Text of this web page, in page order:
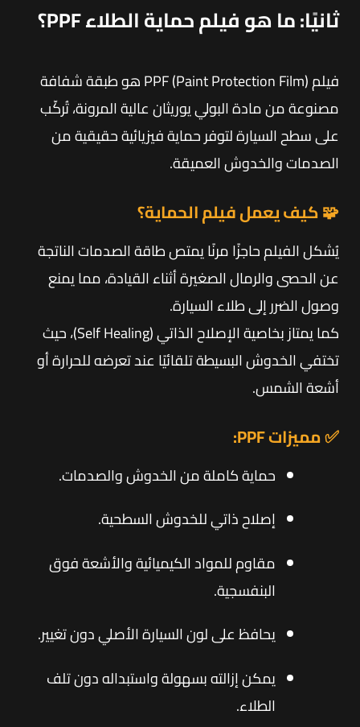
ثانيًا: ما هو فيلم حماية الطلاء PPF؟
فيلم PPF (Paint Protection Film) هو طبقة شفافة
مصنوعة من مادة البولي يوريثان عالية المرونة، تُركّب
على سطح السيارة لتوفر حماية فيزيائية حقيقية من
الصدمات والخدوش العميقة.
🧩 كيف يعمل فيلم الحماية؟
يُشكل الفيلم حاجزًا مرنًا يمتص طاقة الصدمات الناتجة
عن الحصى والرمال الصغيرة أثناء القيادة، مما يمنع
وصول الضرر إلى طلاء السيارة.
كما يمتاز بخاصية الإصلاح الذاتي (Self Healing)، حيث
تختفي الخدوش البسيطة تلقائيًا عند تعرضه للحرارة أو
أشعة الشمس.
✅ مميزات PPF:
حماية كاملة من الخدوش والصدمات.
إصلاح ذاتي للخدوش السطحية.
مقاوم للمواد الكيميائية والأشعة فوق
البنفسجية.
يحافظ على لون السيارة الأصلي دون تغيير.
يمكن إزالته بسهولة واستبداله دون تلف
الطلاء.